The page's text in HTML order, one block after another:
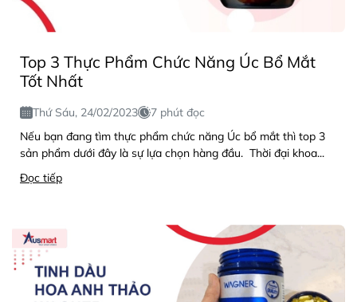
Top 3 Thực Phẩm Chức Năng Úc Bổ Mắt
Tốt Nhất
Thứ Sáu, 24/02/2023
7 phút đọc
Nếu bạn đang tìm thực phẩm chức năng Úc bổ mắt thì top 3
sản phẩm dưới đây là sự lựa chọn hàng đầu. Thời đại khoa...
Đọc tiếp